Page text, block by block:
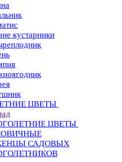
кустарники
ЦВЕТЫ
ЦВЕТЫ
САДОВЫХ